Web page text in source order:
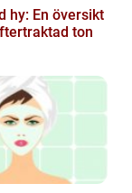
hy: En översikt
ton